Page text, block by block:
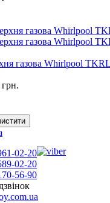
газова Whirlpool
грн.
02-20
02-20
56-90